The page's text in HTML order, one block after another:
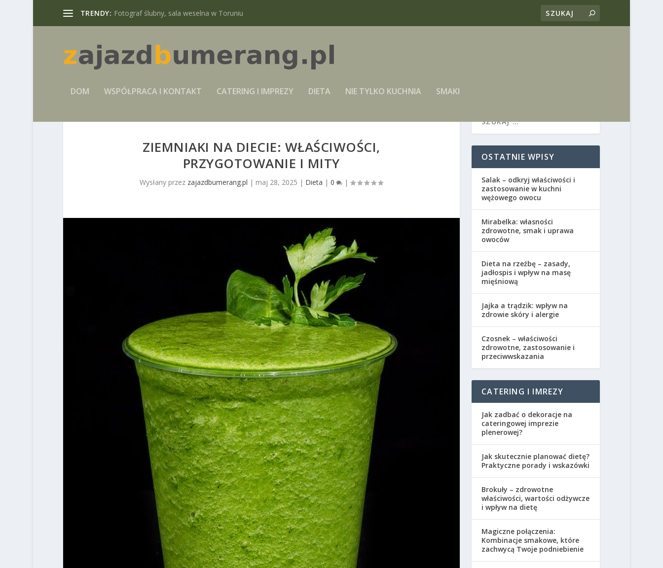
TRENDY: Fotograf ślubny, sala weselna w Toruniu
DOM WSPÓŁPRACA I KONTAKT CATERING I IMPREZY DIETA NIE TYLKO KUCHNIA SMAKI
ZIEMNIAKI NA DIECIE: WŁAŚCIWOŚCI,
PRZYGOTOWANIE I MITY
Wysłany przez zajazdbumerang.pl | maj 28, 2025 | Dieta |0 |
OSTATNIE WPISY
Salak – odkryj właściwości i
zastosowanie w kuchni
wężowego owocu
Mirabelka: własności
zdrowotne, smak i uprawa
owoców
Dieta na rzeźbę – zasady,
jadłospis i wpływ na masę
mięśniową
Jajka a trądzik: wpływ na
zdrowie skóry i alergie
Czosnek – właściwości
zdrowotne, zastosowanie i
przeciwwskazania
CATERING I IMREZY
Jak zadbać o dekoracje na
cateringowej imprezie
plenerowej?
Jak skutecznie planować dietę?
Praktyczne porady i wskazówki
Brokuły – zdrowotne
właściwości, wartości odżywcze
i wpływ na dietę
Magiczne połączenia:
Kombinacje smakowe, które
zachwycą Twoje podniebienie